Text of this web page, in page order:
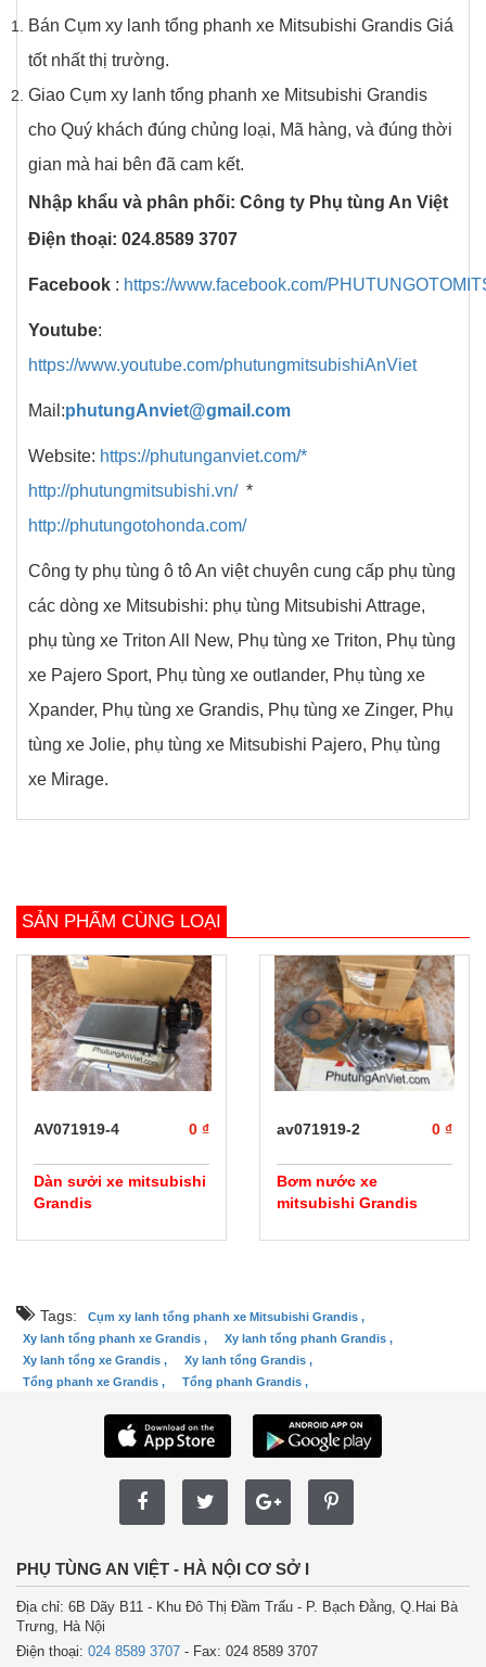
Bán Cụm xy lanh tổng phanh xe Mitsubishi Grandis Giá
tốt nhất thị trường.
Giao Cụm xy lanh tổng phanh xe Mitsubishi Grandis
cho Quý khách đúng chủng loại, Mã hàng, và đúng thời
gian mà hai bên đã cam kết.
Nhập khẩu và phân phối: Công ty Phụ tùng An Việt
Điện thoại: 024.8589 3707
Facebook : https://www.facebook.com/
Youtube:
https://www.youtube.com/phutungmitsubishiAnViet
Mail:phutungAnviet@gmail.com
Website: https://phutunganviet.com/*
http://phutungmitsubishi.vn/*
http://phutungotohonda.com/
Công ty phụ tùng ô tô An việt chuyên cung cấp phụ tùng
các dòng xe Mitsubishi: phụ tùng Mitsubishi Attrage,
phụ tùng xe Triton All New, Phụ tùng xe Triton, Phụ tùng
xe Pajero Sport, Phụ tùng xe outlander, Phụ tùng xe
Xpander, Phụ tùng xe Grandis, Phụ tùng xe Zinger, Phụ
tùng xe Jolie, phụ tùng xe Mitsubishi Pajero, Phụ tùng
xe Mirage.
SẢN PHẨM CÙNG LOẠI
AV071919-4 0 ₫
Dàn sưởi xe mitsubishi
Grandis
av071919-2 0 ₫
Bơm nước xe
mitsubishi Grandis
prev next
Tags:
Cụm xy lanh tổng phanh xe Mitsubishi Grandis ,
Xy lanh tổng phanh xe Grandis ,
Xy lanh tổng phanh Grandis ,
Xy lanh tổng xe Grandis ,
Xy lanh tổng Grandis ,
Tổng phanh xe Grandis ,
Tổng phanh Grandis ,
PHỤ TÙNG AN VIỆT - HÀ NỘI CƠ SỞ I
Địa chỉ: 6B Dãy B11 - Khu Đô Thị Đầm Trấu - P. Bạch Đằng, Q.Hai Bà
Trưng, Hà Nội
Điện thoại: 024 8589 3707 - Fax: 024 8589 3707